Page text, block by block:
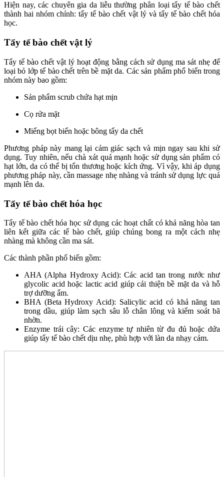
Hiện nay, các chuyên gia da liễu thường phân loại tẩy tế bào chết
thành hai nhóm chính: tẩy tế bào chết vật lý và tẩy tế bào chết hóa
học.
Tẩy tế bào chết vật lý
Tẩy tế bào chết vật lý hoạt động bằng cách sử dụng ma sát nhẹ để
loại bỏ lớp tế bào chết trên bề mặt da. Các sản phẩm phổ biến trong
nhóm này bao gồm:
Sản phẩm scrub chứa hạt mịn
Cọ rửa mặt
Miếng bọt biển hoặc bông tẩy da chết
Phương pháp này mang lại cảm giác sạch và mịn ngay sau khi sử
dụng. Tuy nhiên, nếu chà xát quá mạnh hoặc sử dụng sản phẩm có
hạt lớn, da có thể bị tổn thương hoặc kích ứng. Vì vậy, khi áp dụng
phương pháp này, cần massage nhẹ nhàng và tránh sử dụng lực quá
mạnh lên da.
Tẩy tế bào chết hóa học
Tẩy tế bào chết hóa học sử dụng các hoạt chất có khả năng hòa tan
liên kết giữa các tế bào chết, giúp chúng bong ra một cách nhẹ
nhàng mà không cần ma sát.
Các thành phần phổ biến gồm:
AHA (Alpha Hydroxy Acid): Các acid tan trong nước như
glycolic acid hoặc lactic acid giúp cải thiện bề mặt da và hỗ
trợ dưỡng ẩm.
BHA (Beta Hydroxy Acid): Salicylic acid có khả năng tan
trong dầu, giúp làm sạch sâu lỗ chân lông và kiểm soát bã
nhờn.
Enzyme trái cây: Các enzyme tự nhiên từ đu đủ hoặc dứa
giúp tẩy tế bào chết dịu nhẹ, phù hợp với làn da nhạy cảm.